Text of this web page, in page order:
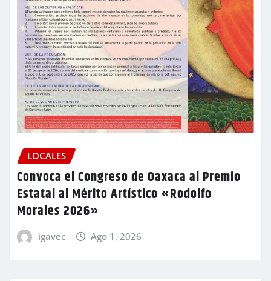
LOCALES
Convoca el Congreso de Oaxaca al Premio
Estatal al Mérito Artístico «Rodolfo
Morales 2026»
igavec Ago 1, 2026